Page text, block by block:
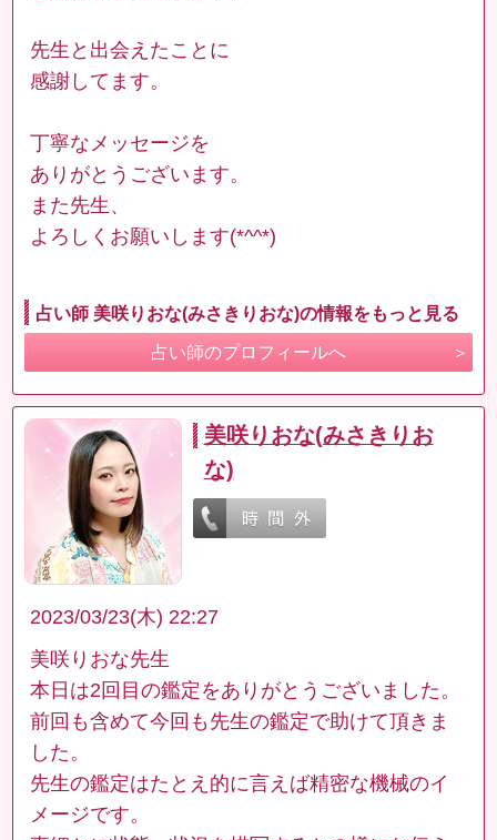
先生と出会えたことに
感謝してます。
丁寧なメッセージを
ありがとうございます。
また先生、
よろしくお願いします(*^^*)
占い師 美咲りおな(みさきりおな)の情報をもっと見る
占い師のプロフィールへ
美咲りおな(みさきりお
な)
2023/03/23(木) 22:27
美咲りおな先生
本日は2回目の鑑定をありがとうございました。
前回も含めて今回も先生の鑑定で助けて頂きま
した。
先生の鑑定はたとえ的に言えば精密な機械のイ
メージです。